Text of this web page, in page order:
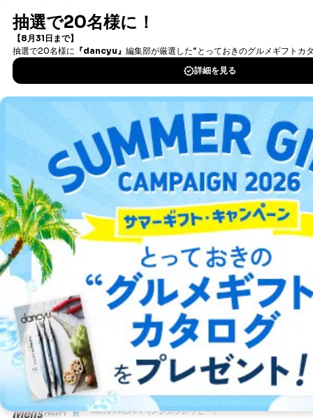
試し読み
試し読み
BOB（ボブ）
成功事例から学ぶ、最新情報こそ美容師の武
器
試し読み
PREPPY（プレッピー）
旬のヘアスタイル＆最新技術情報満載！
Men's PREPPY（メンズプレッピー）